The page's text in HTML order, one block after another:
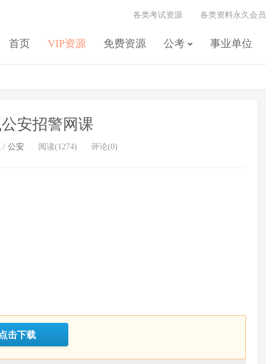
首页 VIP资源 免费资源 公考 事业单位
各类考试资源 各类资料永久会员
安招警网课
/ 公安 阅读(1274) 评论(0)
点击下载